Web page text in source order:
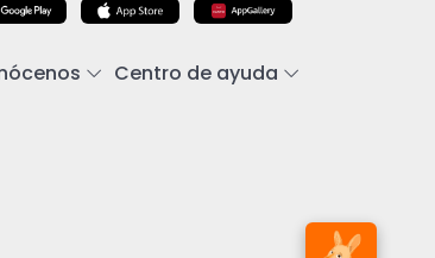
Centro de ayuda